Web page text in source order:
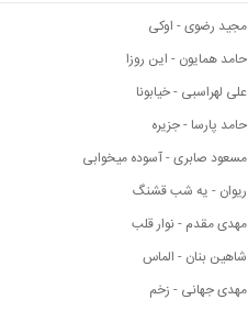
مجید رضوی - اوکی
حامد همایون - این روزا
علی لهراسبی - خیابونا
حامد پارسا - جزیره
مسعود صابری - آسوده میخوابی
ریوان - یه شب قشنگ
مهدی مقدم - نوار قلب
شاهین بنان - الماس
مهدی جهانی - زخم